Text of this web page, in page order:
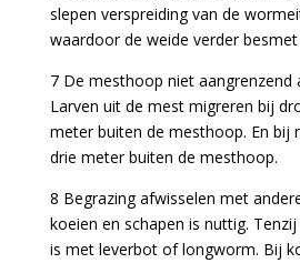
slepen verspreiding van de
waardoor de weide verder
7 De mesthoop niet aangrenzend
Larven uit de mest migreren bij
meter buiten de mesthoop. En bij
drie meter buiten de mesthoop.
8 Begrazing afwisselen met
koeien en schapen is nuttig.
is met leverbot of longworm. Bij